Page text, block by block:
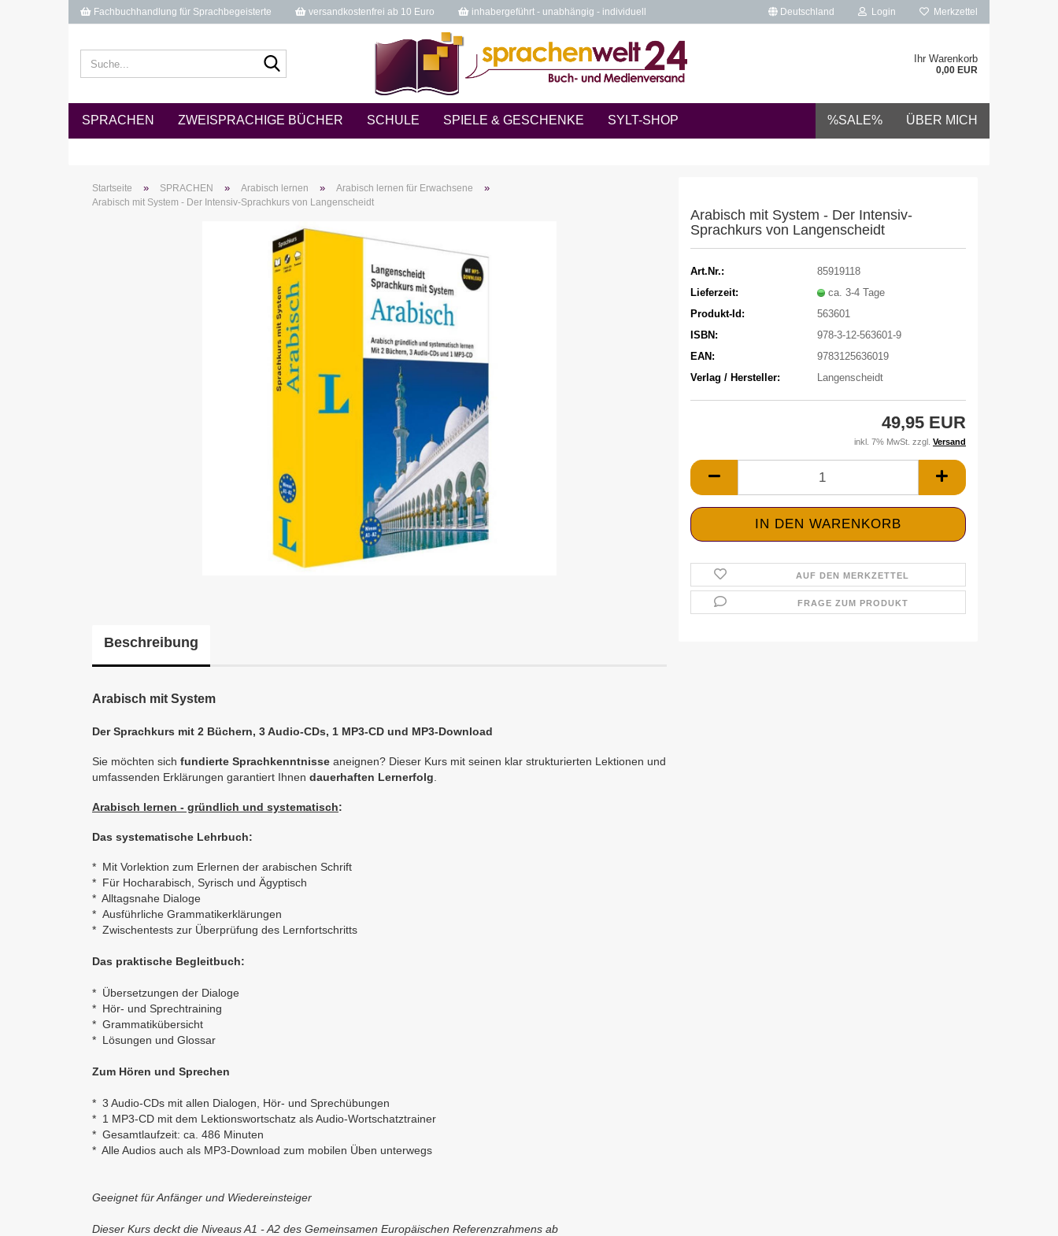
Fachbuchhandlung für Sprachbegeisterte versandkostenfrei ab 10 Euro inhabergeführt - unabhängig - individuell Deutschland Login Merkzettel
Ihr Warenkorb
0,00 EUR
SPRACHEN ZWEISPRACHIGE BÜCHER SCHULE SPIELE & GESCHENKE SYLT-SHOP %SALE% ÜBER MICH
Startseite » SPRACHEN » Arabisch lernen » Arabisch lernen für Erwachsene »
Arabisch mit System - Der Intensiv-Sprachkurs von Langenscheidt
Arabisch mit System - Der Intensiv-
Sprachkurs von Langenscheidt
Art.Nr.:
85919118
Lieferzeit:
ca. 3-4 Tage
Produkt-Id:
563601
ISBN:
978-3-12-563601-9
EAN:
9783125636019
Verlag / Hersteller:
Langenscheidt
49,95 EUR
inkl. 7% MwSt. zzgl. Versand
AUF DEN MERKZETTEL
FRAGE ZUM PRODUKT
Beschreibung
Arabisch mit System
Der Sprachkurs mit 2 Büchern, 3 Audio-CDs, 1 MP3-CD und MP3-Download
Sie möchten sich fundierte Sprachkenntnisse aneignen? Dieser Kurs mit seinen klar strukturierten Lektionen und
umfassenden Erklärungen garantiert Ihnen dauerhaften Lernerfolg
Arabisch lernen - gründlich und systematisch:
Das systematische Lehrbuch:
* Mit Vorlektion zum Erlernen der arabischen Schrift
* Für Hocharabisch, Syrisch und Ägyptisch
* Alltagsnahe Dialoge
* Ausführliche Grammatikerklärungen
* Zwischentests zur Überprüfung des Lernfortschritts
Das praktische Begleitbuch:
* Übersetzungen der Dialoge
* Hör- und Sprechtraining
* Grammatikübersicht
* Lösungen und Glossar
Zum Hören und Sprechen
* 3 Audio-CDs mit allen Dialogen, Hör- und Sprechübungen
* 1 MP3-CD mit dem Lektionswortschatz als Audio-Wortschatztrainer
* Gesamtlaufzeit: ca. 486 Minuten
* Alle Audios auch als MP3-Download zum mobilen Üben unterwegs
Geeignet für Anfänger und Wiedereinsteiger
Dieser Kurs deckt die Niveaus A1 - A2 des Gemeinsamen Europäischen Referenzrahmens ab